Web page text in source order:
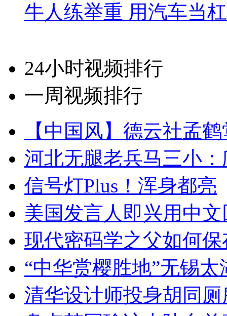
牛人练举重 用汽车当
24小时视频排行
一周视频排行
【中国风】德云社孟
河北无腿老兵马三小
信号灯Plus！浑身都亮
美国发言人即兴用中
现代密码学之父如何
“中华赏樱胜地”无锡
清华设计师投身胡同